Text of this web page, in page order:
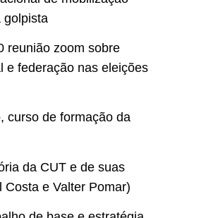
golpista
reunião zoom sobre
e federação nas eleições
curso de formação da
da CUT e de suas
Costa e Valter Pomar)